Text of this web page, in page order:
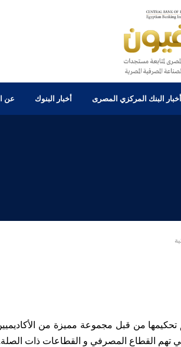
أخبار البنك المركزي المصرى أخبار البنوك عن
من قبل مجموعة مميزة من
تهم القطاع المصرفي و القطاعات ذات